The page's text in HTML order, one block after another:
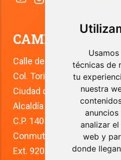
técnicas de
tu
nuestra
anuncios
analizar
web y
donde
CAMPUS
Calle del Río 4
Col. Toriello Guerra
Ciudad de México
Alcaldía Tlalpan
C.P. 14050
Conmutador: +52 (55)
Ext. 9200